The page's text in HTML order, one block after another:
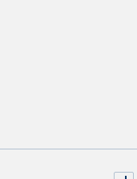
rejstříku
B, vložce 9697